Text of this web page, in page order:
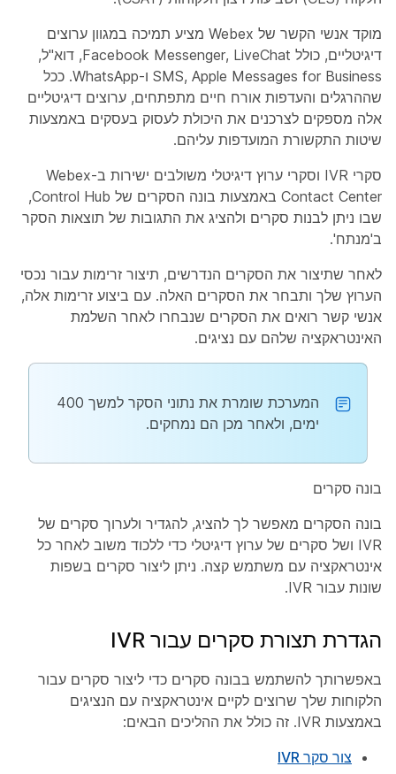
מוקד אנשי הקשר של Webex מציע תמיכה במגוון ערוצים
דיגיטליים, כולל Facebook Messenger, LiveChat, דוא"ל,
SMS, Apple Messages for Business ו-WhatsApp. ככל
שההרגלים והעדפות אורח חיים מתפתחים, ערוצים דיגיטליים
אלה מספקים לצרכנים את היכולת לעסוק בעסקים באמצעות
שיטות התקשורת המועדפות עליהם.
סקרי IVR וסקרי ערוץ דיגיטלי משולבים ישירות ב-Webex
Contact Center באמצעות בונה הסקרים של Control Hub,
שבו ניתן לבנות סקרים ולהציג את התגובות של תוצאות הסקר
ב'מנתח'.
לאחר שתיצור את הסקרים הנדרשים, תיצור זרימות עבור נכסי
הערוץ שלך ותבחר את הסקרים האלה. עם ביצוע זרימות אלה,
אנשי קשר רואים את הסקרים שנבחרו לאחר השלמת
האינטראקציה שלהם עם נציגים.
המערכת שומרת את נתוני הסקר למשך 400
ימים, ולאחר מכן הם נמחקים.
בונה סקרים
בונה הסקרים מאפשר לך להציג, להגדיר ולערוך סקרים של
IVR ושל סקרים של ערוץ דיגיטלי כדי ללכוד משוב לאחר כל
אינטראקציה עם משתמש קצה. ניתן ליצור סקרים בשפות
שונות עבור IVR.
הגדרת תצורת סקרים עבור IVR
באפשרותך להשתמש בבונה סקרים כדי ליצור סקרים עבור
הלקוחות שלך שרוצים לקיים אינטראקציה עם הנציגים
באמצעות IVR. זה כולל את ההליכים הבאים:
צור סקר IVR